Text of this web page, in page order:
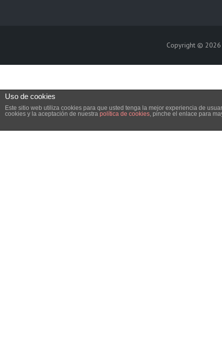
Copyright ©
Uso de cookies
Este sitio web utiliza cookies para que usted tenga la mejor experiencia de
cookies y la aceptación de nuestra política de cookies, pinche el enlace para